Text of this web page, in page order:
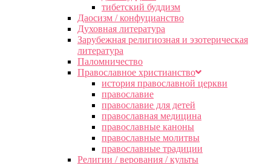
тибетский буддизм
Даосизм / конфуцианство
Духовная литература
Зарубежная религиозная и эзотерическая
литература
Паломничество
Православное христианство
история православной церкви
православие
православие для детей
православная медицина
православные каноны
православные молитвы
православные традиции
Религии / верования / культы